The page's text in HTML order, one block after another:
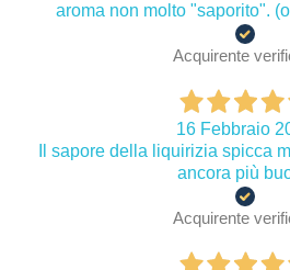
aroma non molto "saporito".
Acquirente
16 Febbraio
Il sapore della liquirizia spicca
ancora più
Acquirente